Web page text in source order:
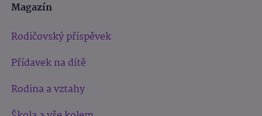
Magazín
Rodičovský příspěvek
Přídavek na dítě
Rodina a vztahy